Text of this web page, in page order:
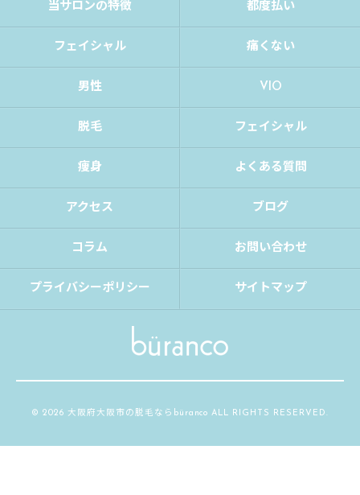
当サロンの特徴 都度払い
フェイシャル 痛くない
男性 VIO
脱毛 フェイシャル
痩身 よくある質問
アクセス ブログ
コラム お問い合わせ
プライバシーポリシー サイトマップ
© 2026 大阪府大阪市の脱毛ならbüranco ALL RIGHTS RESERVED.